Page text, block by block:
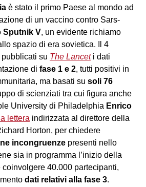
è stato il primo Paese al mondo ad
di un vaccino contro Sars-
Sputnik V, un evidente richiamo
spazio di era sovietica. Il 4
su The Lancet i dati
di fase 1 e 2, tutti positivi in
ma basati su soli 76
di scienziati tra cui figura anche
University di Philadelphia Enrico
lettera indirizzata al direttore della
Horton, per chiedere
incongruenze presenti nello
sia in programma l’inizio della
40.000 partecipanti,
dati relativi alla fase 3.